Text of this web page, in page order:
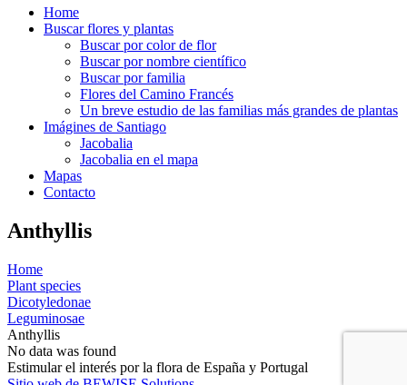
Home
Buscar flores y plantas
Buscar por color de flor
Buscar por nombre científico
Buscar por familia
Flores del Camino Francés
Un breve estudio de las familias más grandes de plantas
Imágines de Santiago
Jacobalia
Jacobalia en el mapa
Mapas
Contacto
Anthyllis
Home
Plant species
Dicotyledonae
Leguminosae
Anthyllis
No data was found
Estimular el interés por la flora de España y Portugal